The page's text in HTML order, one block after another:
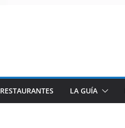
RESTAURANTES LA GUÍA